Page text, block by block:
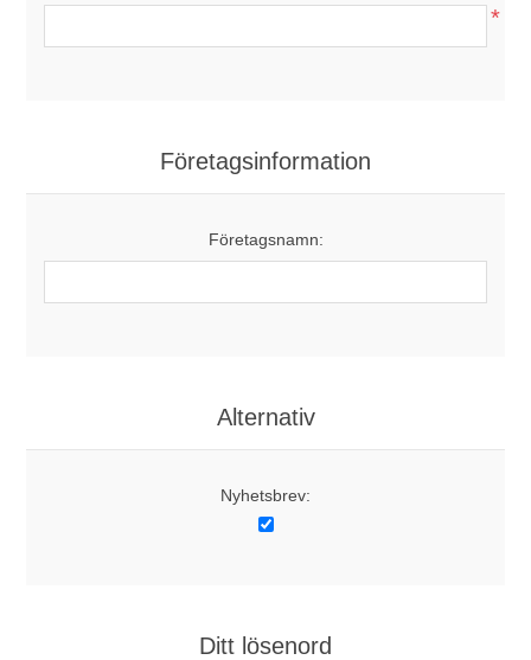
*
Företagsinformation
Företagsnamn:
Alternativ
Nyhetsbrev:
Ditt lösenord